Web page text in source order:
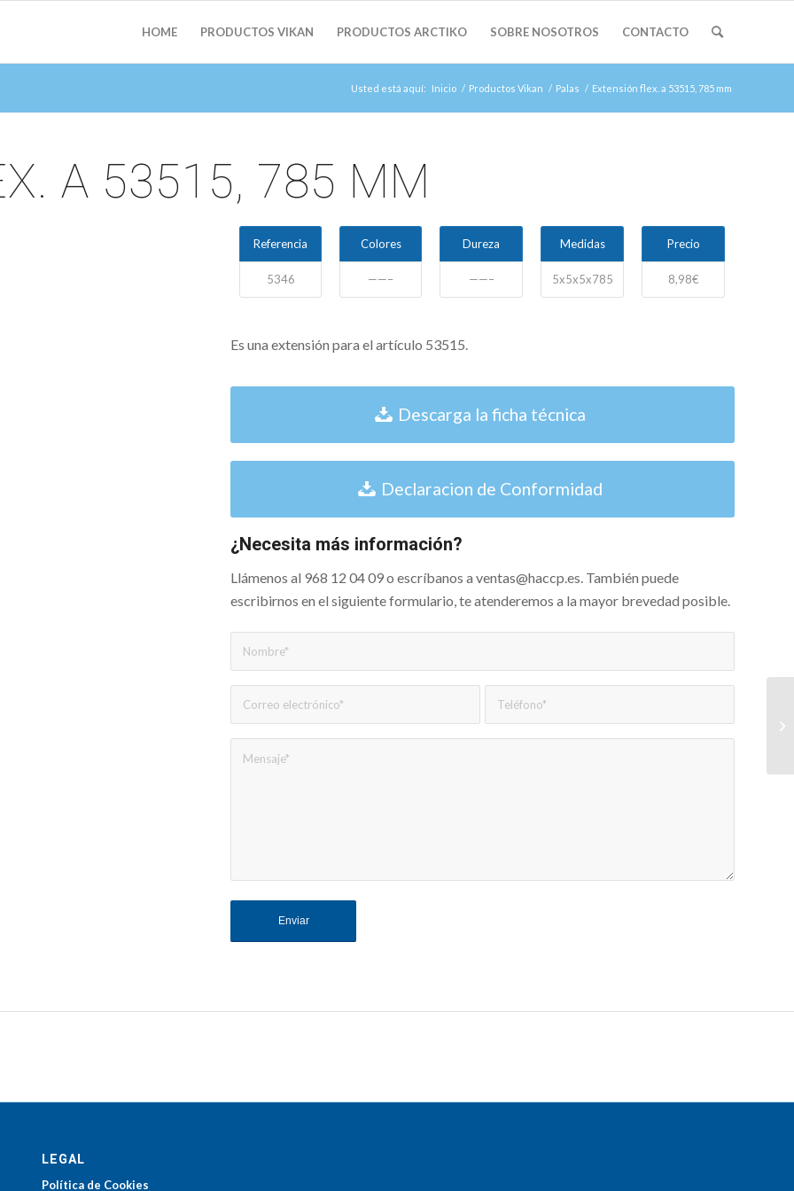
HOME PRODUCTOS VIKAN PRODUCTOS ARCTIKO SOBRE NOSOTROS CONTACTO
Usted está aquí: Inicio / Productos Vikan / Palas / Extensión flex. a 53515, 785 mm
A 53515, 785 MM
Referencia
5346
Colores
——–
Dureza
——–
Medidas
5x5x5x785
Precio
8,98€
Es una extensión para el artículo 53515.
Descarga la ficha técnica
Declaracion de Conformidad
¿Necesita más información?
Llámenos al 968 12 04 09 o escríbanos a ventas@haccp.es. También puede
escribirnos en el siguiente formulario, te atenderemos a la mayor brevedad posible.
LEGAL
Política de Cookies